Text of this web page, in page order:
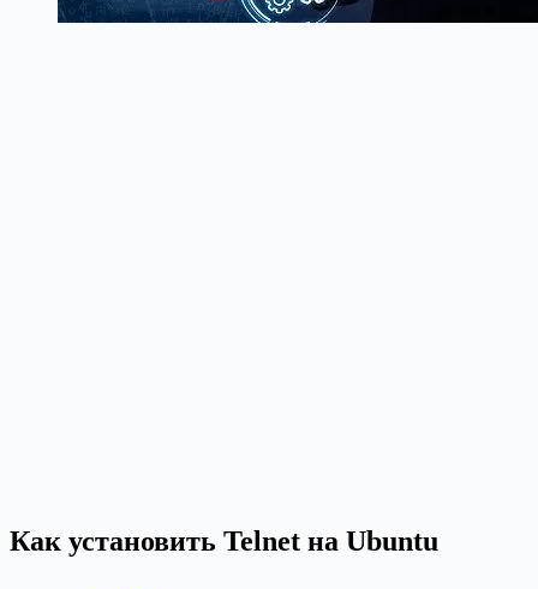
Как установить Telnet на Ubuntu